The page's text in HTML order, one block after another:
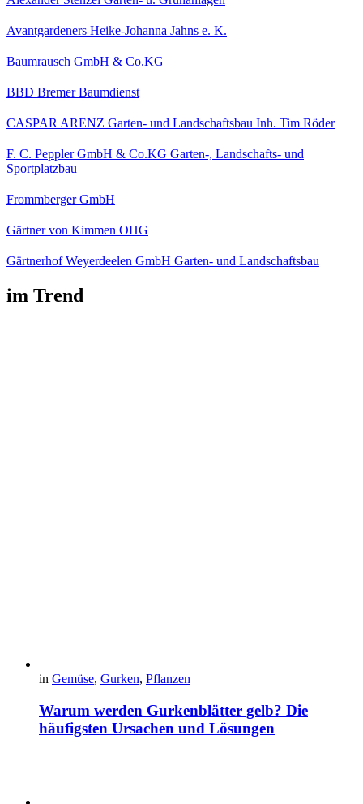
Avantgardeners Heike-Johanna Jahns e. K.
Baumrausch GmbH & Co.KG
BBD Bremer Baumdienst
CASPAR ARENZ Garten- und Landschaftsbau Inh. Tim Röder
F. C. Peppler GmbH & Co.KG Garten-, Landschafts- und
Sportplatzbau
Frommberger GmbH
Gärtner von Kimmen OHG
Gärtnerhof Weyerdeelen GmbH Garten- und Landschaftsbau
im Trend
in Gemüse, Gurken, Pflanzen
Warum werden Gurkenblätter gelb? Die
häufigsten Ursachen und Lösungen